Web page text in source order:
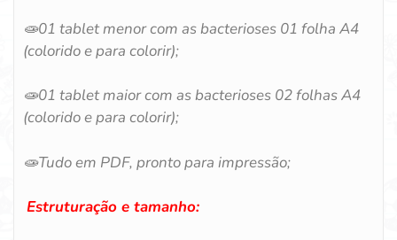
🧫01 tablet menor com as bacterioses 01 folha A4
(colorido e para colorir);
🧫01 tablet maior com as bacterioses 02 folhas A4
(colorido e para colorir);
🧫Tudo em PDF, pronto para impressão;
Estruturação e tamanho: